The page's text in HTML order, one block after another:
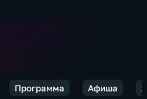
Программа Афиша